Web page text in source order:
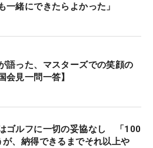
同じ霞ヶ関での大会でも最
一緒にできたらよかった」
語った、マスターズでの笑顔の
会見一問一答】
ゴルフに一切の妥協なし 「100
が、納得できるまでそれ以上や